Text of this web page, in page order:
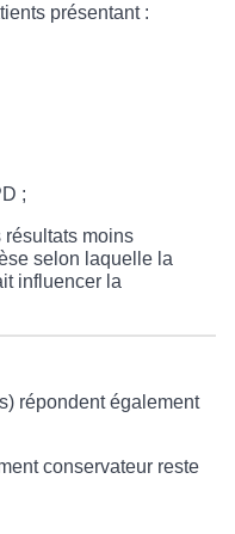
présentant :
;
résultats moins
selon laquelle la
influencer la
répondent également
conservateur reste